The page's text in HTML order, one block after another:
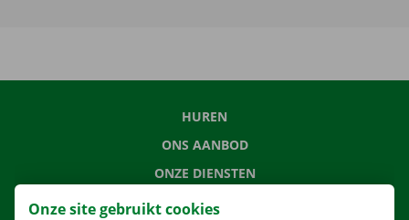
HUREN
ONS AANBOD
ONZE DIENSTEN
LOCATIES
Onze site gebruikt cookies